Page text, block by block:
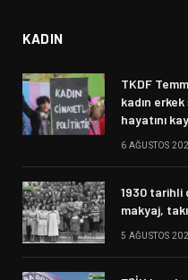
KADIN
TKDF
kadın
hayatını
6 AĞUSTOS
1930 tarihli
makyaj,
5 AĞUSTOS